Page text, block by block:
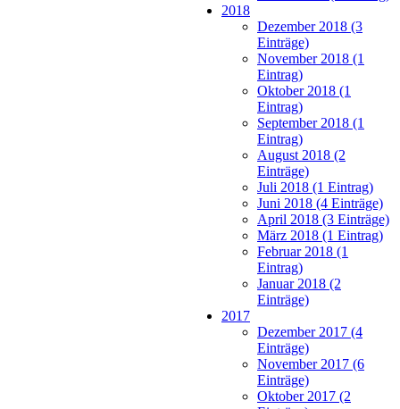
2018
Dezember 2018 (3
Einträge)
November 2018 (1
Eintrag)
Oktober 2018 (1
Eintrag)
September 2018 (1
Eintrag)
August 2018 (2
Einträge)
Juli 2018 (1 Eintrag)
Juni 2018 (4 Einträge)
April 2018 (3 Einträge)
März 2018 (1 Eintrag)
Februar 2018 (1
Eintrag)
Januar 2018 (2
Einträge)
2017
Dezember 2017 (4
Einträge)
November 2017 (6
Einträge)
Oktober 2017 (2